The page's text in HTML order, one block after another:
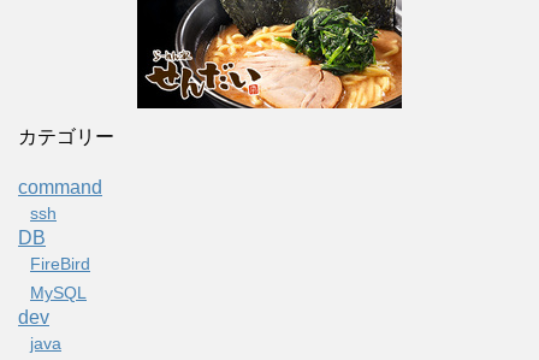
カテゴリー
command
ssh
DB
FireBird
MySQL
dev
java